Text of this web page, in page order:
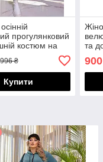
прогулянковий
костюм на
996 ₴
Купити
та
900